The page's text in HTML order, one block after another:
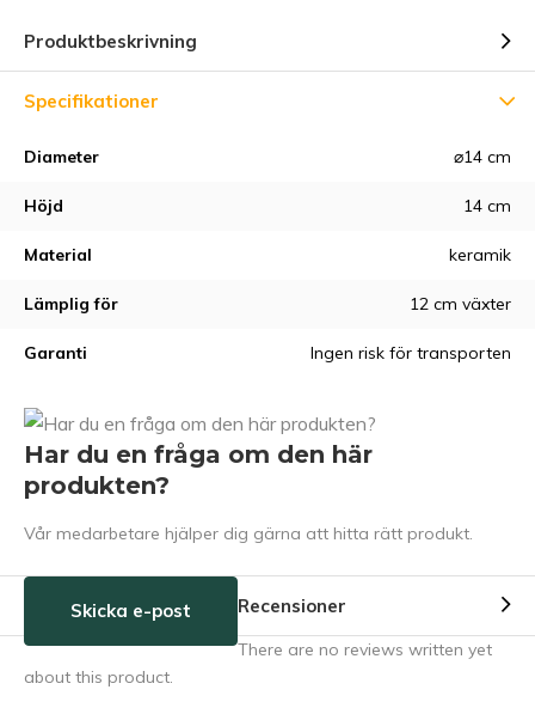
Produktbeskrivning
Specifikationer
Diameter ⌀14 cm
Höjd 14 cm
Material keramik
Lämplig för 12 cm växter
Garanti Ingen risk för transporten
Har du en fråga om den här
produkten?
Vår medarbetare hjälper dig gärna att hitta rätt produkt.
Skicka e-post Recensioner
There are no reviews written yet
about this product.